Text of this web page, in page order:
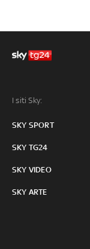
I siti Sky:
SKY SPORT
SKY TG24
SKY VIDEO
SKY ARTE